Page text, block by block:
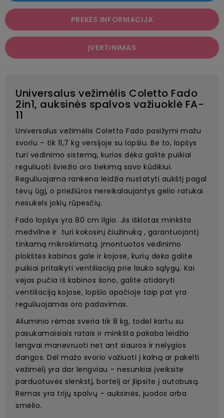
PREKĖS INFORMACIJA
ĮVERTINIMAS
Universalus vežimėlis Coletto Fado
2in1, auksinės spalvos važiuoklė FA-
11
Universalus vežimėlis Coletto Fado pasižymi mažu
svoriu – tik 11,7 kg versijoje su lopšiu. Be to, lopšys
turi vėdinimo sistemą, kurios dėka galite puikiai
reguliuoti šviežio oro tiekimą savo kūdikiui.
Reguliuojama rankena leidžia nustatyti aukštį pagal
tėvų ūgį, o priežiūros nereikalaujantys gelio ratukai
nesukels jokių rūpesčių.
Fado lopšys yra 80 cm ilgio. Jis išklotas minkšta
medvilne ir turi kokosinį čiužinuką , garantuojantį
tinkamą mikroklimatą. Įmontuotos vėdinimo
plokštės kabinos gale ir kojose, kurių dėka galite
puikiai pritaikyti ventiliaciją prie lauko sąlygų. Kai
vėjas pučia iš kabinos šono, galite atidaryti
ventiliaciją kojose, lopšio apačioje taip pat yra
reguliuojamas oro padavimas.
Aliuminio rėmas sveria tik 8 kg, todėl kartu su
pasukamaisiais ratais ir minkšta pakaba leidžia
lengvai manevruoti net ant siauros ir nelygios
dangos. Dėl mažo svorio važiuoti į kalną ar pakelti
vežimėlį yra dar lengviau – nesunkiai įveiksite
parduotuvės slenkstį, bortelį ar įlipsite į autobusą.
Rėmas yra trijų spalvų – auksinės, juodos arba
smėlio.